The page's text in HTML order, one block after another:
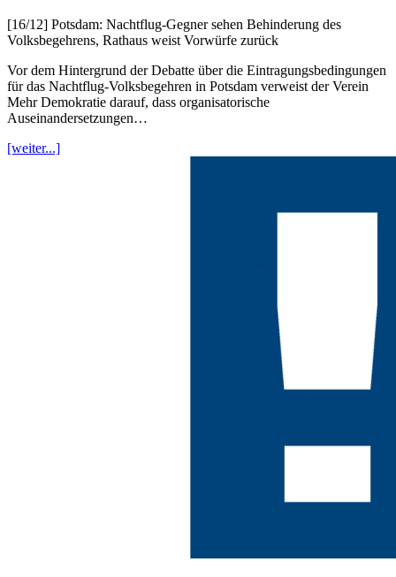
[16/12] Potsdam: Nachtflug-Gegner sehen Behinderung des
Volksbegehrens, Rathaus weist Vorwürfe zurück
Vor dem Hintergrund der Debatte über die Eintragungsbedingungen
für das Nachtflug-Volksbegehren in Potsdam verweist der Verein
Mehr Demokratie darauf, dass organisatorische
Auseinandersetzungen…
[weiter...]